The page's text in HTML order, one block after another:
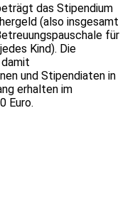
das Stipendium
(also insgesamt
für
Kind). Die
und Stipendiaten in
erhalten im
Euro.